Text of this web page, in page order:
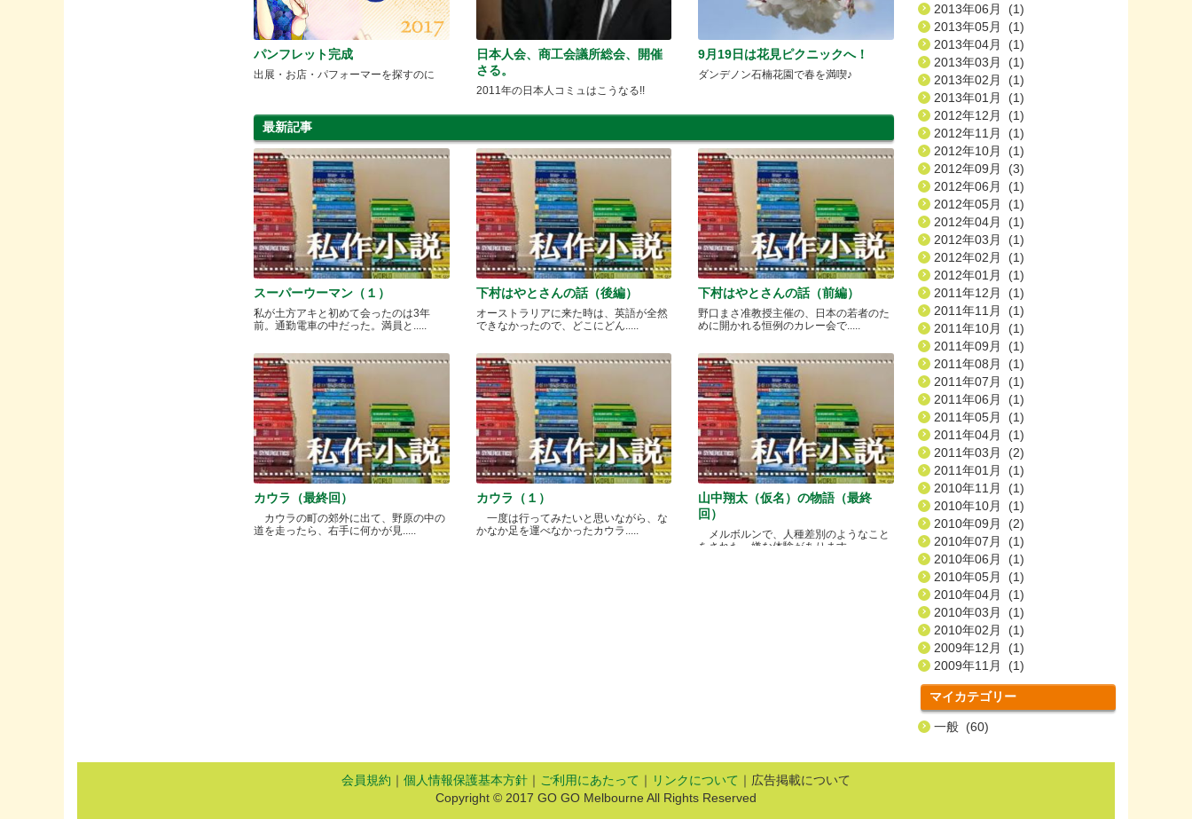
パンフレット完成
出展・お店・パフォーマーを探すのに
日本人会、商工会議所総会、開催
さる。
2011年の日本人コミュはこうなる!!
9月19日は花見ピクニックへ！
ダンデノン石楠花園で春を満喫♪
最新記事
スーパーウーマン（１）
私が土方アキと初めて会ったのは3年
前。通勤電車の中だった。満員と.....
下村はやとさんの話（後編）
オーストラリアに来た時は、英語が全然
できなかったので、どこにどん.....
下村はやとさんの話（前編）
野口まさ准教授主催の、日本の若者のた
めに開かれる恒例のカレー会で.....
カウラ（最終回）
カウラの町の郊外に出て、野原の中の
道を走ったら、右手に何かが見.....
カウラ（１）
一度は行ってみたいと思いながら、な
かなか足を運べなかったカウラ.....
山中翔太（仮名）の物語（最終
回）
メルボルンで、人種差別のようなこと
をされた、嫌な体験があります.....
2013年06月 (1)
2013年05月 (1)
2013年04月 (1)
2013年03月 (1)
2013年02月 (1)
2013年01月 (1)
2012年12月 (1)
2012年11月 (1)
2012年10月 (1)
2012年09月 (3)
2012年06月 (1)
2012年05月 (1)
2012年04月 (1)
2012年03月 (1)
2012年02月 (1)
2012年01月 (1)
2011年12月 (1)
2011年11月 (1)
2011年10月 (1)
2011年09月 (1)
2011年08月 (1)
2011年07月 (1)
2011年06月 (1)
2011年05月 (1)
2011年04月 (1)
2011年03月 (2)
2011年01月 (1)
2010年11月 (1)
2010年10月 (1)
2010年09月 (2)
2010年07月 (1)
2010年06月 (1)
2010年05月 (1)
2010年04月 (1)
2010年03月 (1)
2010年02月 (1)
2009年12月 (1)
2009年11月 (1)
マイカテゴリー
一般 (60)
会員規約 ｜ 個人情報保護基本方針 ｜ ご利用にあたって ｜ リンクについて ｜広告掲載について
Copyright © 2017 GO GO Melbourne All Rights Reserved